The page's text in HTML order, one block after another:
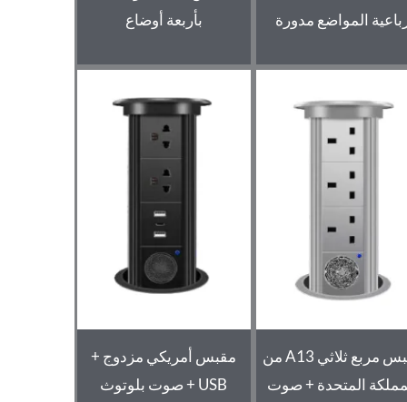
المواضع مدورة
بأربعة أوضاع
مقبس مربع ثلاثي A13 من
المتحدة + صوت
مقبس أمريكي مزدوج +
USB + صوت بلوتوث